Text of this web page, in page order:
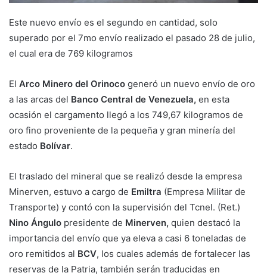
Este nuevo envío es el segundo en cantidad, solo
superado por el 7mo envío realizado el pasado 28 de julio,
el cual era de 769 kilogramos
El Arco Minero del Orinoco generó un nuevo envío de oro
a las arcas del Banco Central de Venezuela, en esta
ocasión el cargamento llegó a los 749,67 kilogramos de
oro fino proveniente de la pequeña y gran minería del
estado Bolívar.
El traslado del mineral que se realizó desde la empresa
Minerven, estuvo a cargo de Emiltra (Empresa Militar de
Transporte) y contó con la supervisión del Tcnel. (Ret.)
Nino Ángulo presidente de Minerven, quien destacó la
importancia del envío que ya eleva a casi 6 toneladas de
oro remitidos al BCV, los cuales además de fortalecer las
reservas de la Patria, también serán traducidas en